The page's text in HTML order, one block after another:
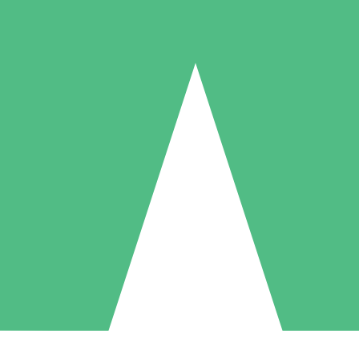
Individuelle Credit-Pakete
nach Bedarf mit Download-Credits. Keine monatliche Verpflichtung